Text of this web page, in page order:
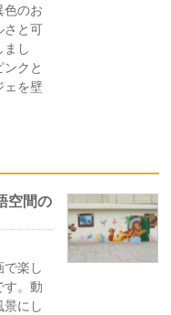
色のお
さと可
し
クと
ェを壁
空間の
楽し
す。動
にし